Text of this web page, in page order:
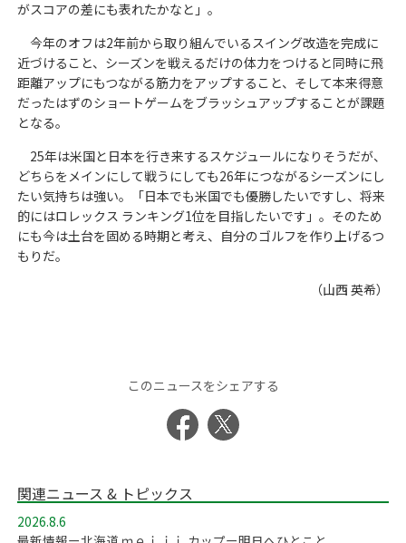
がスコアの差にも表れたかなと」。
今年のオフは2年前から取り組んでいるスイング改造を完成に
近づけること、シーズンを戦えるだけの体力をつけると同時に飛
距離アップにもつながる筋力をアップすること、そして本来得意
だったはずのショートゲームをブラッシュアップすることが課題
となる。
25年は米国と日本を行き来するスケジュールになりそうだが、
どちらをメインにして戦うにしても26年につながるシーズンにし
たい気持ちは強い。「日本でも米国でも優勝したいですし、将来
的にはロレックス ランキング1位を目指したいです」。そのため
にも今は土台を固める時期と考え、自分のゴルフを作り上げるつ
もりだ。
（山西 英希）
このニュースをシェアする
関連ニュース & トピックス
2026.8.6